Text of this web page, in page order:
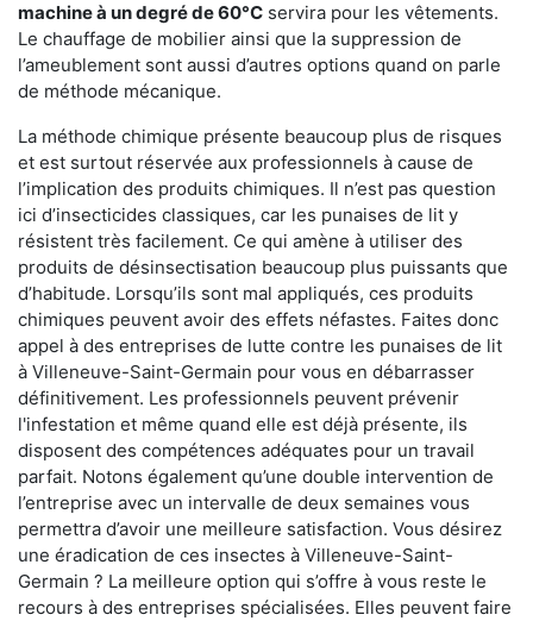
machine à un degré de 60°C servira pour les vêtements.
Le chauffage de mobilier ainsi que la suppression de
l’ameublement sont aussi d’autres options quand on parle
de méthode mécanique.
La méthode chimique présente beaucoup plus de risques
et est surtout réservée aux professionnels à cause de
l’implication des produits chimiques. Il n’est pas question
ici d’insecticides classiques, car les punaises de lit y
résistent très facilement. Ce qui amène à utiliser des
produits de désinsectisation beaucoup plus puissants que
d’habitude. Lorsqu’ils sont mal appliqués, ces produits
chimiques peuvent avoir des effets néfastes. Faites donc
appel à des entreprises de lutte contre les punaises de lit
à Villeneuve-Saint-Germain pour vous en débarrasser
définitivement. Les professionnels peuvent prévenir
l'infestation et même quand elle est déjà présente, ils
disposent des compétences adéquates pour un travail
parfait. Notons également qu’une double intervention de
l’entreprise avec un intervalle de deux semaines vous
permettra d’avoir une meilleure satisfaction. Vous désirez
une éradication de ces insectes à Villeneuve-Saint-
Germain ? La meilleure option qui s’offre à vous reste le
recours à des entreprises spécialisées. Elles peuvent faire